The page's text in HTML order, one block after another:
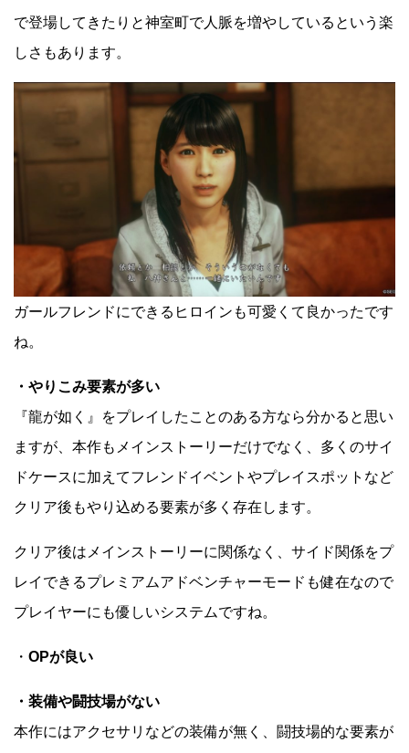
で登場してきたりと神室町で人脈を増やしているという楽
しさもあります。
ガールフレンドにできるヒロインも可愛くて良かったです
ね。
・やりこみ要素が多い
『龍が如く』をプレイしたことのある方なら分かると思い
ますが、本作もメインストーリーだけでなく、多くのサイ
ドケースに加えてフレンドイベントやプレイスポットなど
クリア後もやり込める要素が多く存在します。
クリア後はメインストーリーに関係なく、サイド関係をプ
レイできるプレミアムアドベンチャーモードも健在なので
プレイヤーにも優しいシステムですね。
・ OPが良い
・装備や闘技場がない
本作にはアクセサリなどの装備が無く、闘技場的な要素が